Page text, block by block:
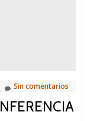
Sin comentarios